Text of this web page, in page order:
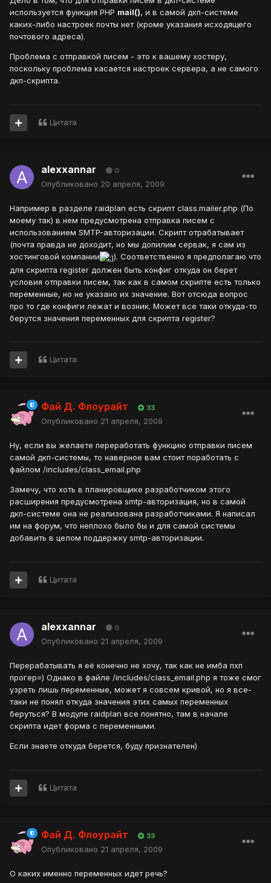
используется функция PHP mail(), и в самой дкп-системе
каких-либо настроек почты нет (кроме указания исходящего
почтового адреса).
Проблема с отправкой писем - это к вашему хостеру,
поскольку проблема касается настроек сервера, а не самого
дкп-скрипта.
Цитата
alexxannar 0
Опубликовано 20 апреля, 2009
Например в разделе raidplan есть скрипт class.mailer.php (По
моему так) в нем предусмотрена отправка писем с
использованием SMTP-авторизации. Скрипт отрабатывает
(почта правда не доходит, но мы допилим сервак, я сам из
хостинговой компании
). Соответственно я предполагаю что
для скрипта register должен быть конфиг откуда он берет
условия отправки писем, так как в самом скрипте есть только
переменные, но не указано их значение. Вот отсюда вопрос
про то где конфиги лежат и возник. Может все таки откуда-то
берутся значения переменных для скрипта register?
Цитата
Фай Д. Флоурайт 33
Опубликовано 21 апреля, 2009
Ну, если вы желаете переработать функцию отправки писем
самой дкп-системы, то наверное вам стоит поработать с
файлом /includes/class_email.php
Замечу, что хоть в планировщике разработчиком этого
расширения предусмотрена smtp-авторизация, но в самой
дкп-системе она не реализована разработчиками. Я написал
им на форум, что неплохо было бы и для самой системы
добавить в целом поддержку smtp-авторизации.
Цитата
alexxannar 0
Опубликовано 21 апреля, 2009
Перерабатывать я её конечно не хочу, так как не имба пхп
прогер=) Однако в файле /includes/class_email.php я тоже смог
узреть лишь переменные, может я совсем кривой, но я все-
таки не понял откуда значения этих самых переменных
беруться? В модуле raidplan все понятно, там в начале
скрипта идет форма с переменными.
Если знаете откуда берется, буду признателен)
Цитата
Фай Д. Флоурайт 33
Опубликовано 21 апреля, 2009
О каких именно переменных идет речь?